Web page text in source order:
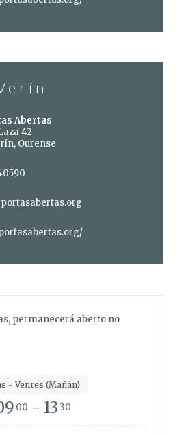
Abertas
42
Ourense
permanecerá aberto no
- Venres (Mañán)
00 - 13 30